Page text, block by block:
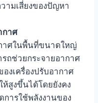
ามเสี่ยงของปัญหา
กาศ
าศในพื้นที่ขนาดใหญ่
ถช่วยกระจายอากาศ
งเครื่องปรับอากาศ
สูงขึ้นได้โดยยังคง
ารใช้พลังงานของ